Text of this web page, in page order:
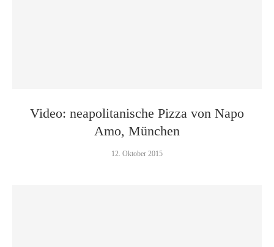
Video: neapolitanische Pizza von Napo
Amo, München
12. Oktober 2015